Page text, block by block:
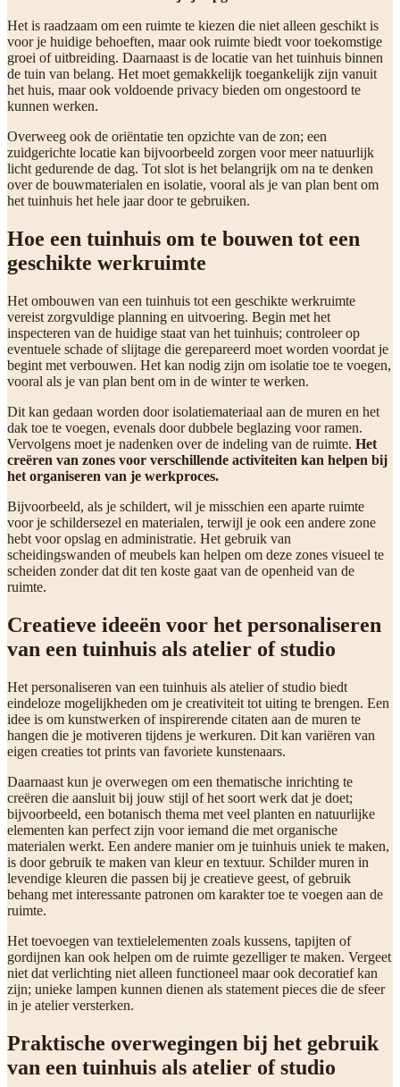
Het is raadzaam om een ruimte te kiezen die niet alleen geschikt is
voor je huidige behoeften, maar ook ruimte biedt voor toekomstige
groei of uitbreiding. Daarnaast is de locatie van het tuinhuis binnen
de tuin van belang. Het moet gemakkelijk toegankelijk zijn vanuit
het huis, maar ook voldoende privacy bieden om ongestoord te
kunnen werken.
Overweeg ook de oriëntatie ten opzichte van de zon; een
zuidgerichte locatie kan bijvoorbeeld zorgen voor meer natuurlijk
licht gedurende de dag. Tot slot is het belangrijk om na te denken
over de bouwmaterialen en isolatie, vooral als je van plan bent om
het tuinhuis het hele jaar door te gebruiken.
Hoe een tuinhuis om te bouwen tot een
geschikte werkruimte
Het ombouwen van een tuinhuis tot een geschikte werkruimte
vereist zorgvuldige planning en uitvoering. Begin met het
inspecteren van de huidige staat van het tuinhuis; controleer op
eventuele schade of slijtage die gerepareerd moet worden voordat je
begint met verbouwen. Het kan nodig zijn om isolatie toe te voegen,
vooral als je van plan bent om in de winter te werken.
Dit kan gedaan worden door isolatiemateriaal aan de muren en het
dak toe te voegen, evenals door dubbele beglazing voor ramen.
Vervolgens moet je nadenken over de indeling van de ruimte. Het
creëren van zones voor verschillende activiteiten kan helpen bij
het organiseren van je werkproces.
Bijvoorbeeld, als je schildert, wil je misschien een aparte ruimte
voor je schildersezel en materialen, terwijl je ook een andere zone
hebt voor opslag en administratie. Het gebruik van
scheidingswanden of meubels kan helpen om deze zones visueel te
scheiden zonder dat dit ten koste gaat van de openheid van de
ruimte.
Creatieve ideeën voor het personaliseren
van een tuinhuis als atelier of studio
Het personaliseren van een tuinhuis als atelier of studio biedt
eindeloze mogelijkheden om je creativiteit tot uiting te brengen. Een
idee is om kunstwerken of inspirerende citaten aan de muren te
hangen die je motiveren tijdens je werkuren. Dit kan variëren van
eigen creaties tot prints van favoriete kunstenaars.
Daarnaast kun je overwegen om een thematische inrichting te
creëren die aansluit bij jouw stijl of het soort werk dat je doet;
bijvoorbeeld, een botanisch thema met veel planten en natuurlijke
elementen kan perfect zijn voor iemand die met organische
materialen werkt. Een andere manier om je tuinhuis uniek te maken,
is door gebruik te maken van kleur en textuur. Schilder muren in
levendige kleuren die passen bij je creatieve geest, of gebruik
behang met interessante patronen om karakter toe te voegen aan de
ruimte.
Het toevoegen van textielelementen zoals kussens, tapijten of
gordijnen kan ook helpen om de ruimte gezelliger te maken. Vergeet
niet dat verlichting niet alleen functioneel maar ook decoratief kan
zijn; unieke lampen kunnen dienen als statement pieces die de sfeer
in je atelier versterken.
Praktische overwegingen bij het gebruik
van een tuinhuis als atelier of studio